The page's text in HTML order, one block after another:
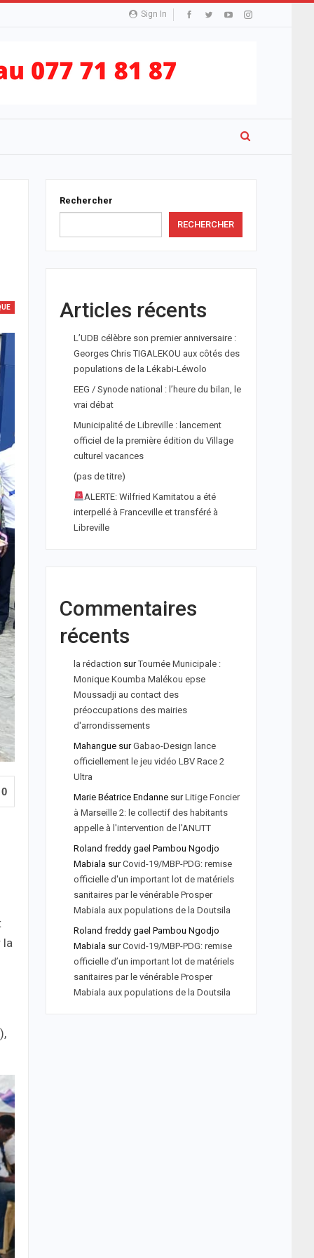
Sign In
0
la
Rechercher
RECHERCHER
Articles récents
L’UDB célèbre son premier anniversaire :
Georges Chris TIGALEKOU aux côtés des
populations de la Lékabi-Léwolo
EEG / Synode national : l’heure du bilan, le
vrai débat
Municipalité de Libreville : lancement
officiel de la première édition du Village
culturel vacances
(pas de titre)
ALERTE: Wilfried Kamitatou a été
interpellé à Franceville et transféré à
Libreville
Commentaires
récents
la rédaction surTournée Municipale :
Monique Koumba Malékou epse
Moussadji au contact des
préoccupations des mairies
d'arrondissements
MahanguesurGabao-Design lance
officiellement le jeu vidéo LBV Race 2
Ultra
Marie Béatrice EndannesurLitige Foncier
à Marseille 2: le collectif des habitants
appelle à l'intervention de l'ANUTT
Roland freddy gael Pambou Ngodjo
MabialasurCovid-19/MBP-PDG: remise
officielle d'un important lot de matériels
sanitaires par le vénérable Prosper
Mabiala aux populations de la Doutsila
Roland freddy gael Pambou Ngodjo
MabialasurCovid-19/MBP-PDG: remise
officielle d’un important lot de matériels
sanitaires par le vénérable Prosper
Mabiala aux populations de la Doutsila